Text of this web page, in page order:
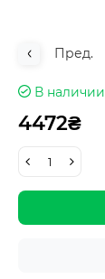
Пред.
В наличии
4472₴